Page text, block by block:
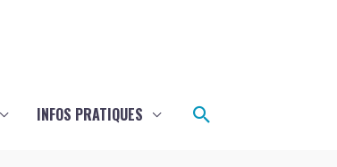
INFOS PRATIQUES Rechercher